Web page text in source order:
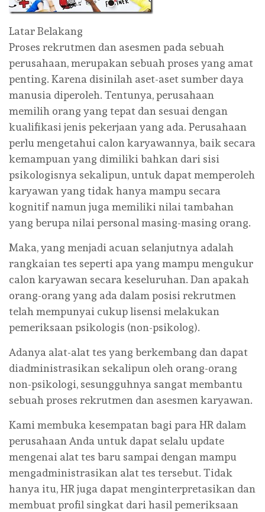
Latar Belakang
Proses rekrutmen dan asesmen pada sebuah
perusahaan, merupakan sebuah proses yang amat
penting. Karena disinilah aset-aset sumber daya
manusia diperoleh. Tentunya, perusahaan
memilih orang yang tepat dan sesuai dengan
kualifikasi jenis pekerjaan yang ada. Perusahaan
perlu mengetahui calon karyawannya, baik secara
kemampuan yang dimiliki bahkan dari sisi
psikologisnya sekalipun, untuk dapat memperoleh
karyawan yang tidak hanya mampu secara
kognitif namun juga memiliki nilai tambahan
yang berupa nilai personal masing-masing orang.
Maka, yang menjadi acuan selanjutnya adalah
rangkaian tes seperti apa yang mampu mengukur
calon karyawan secara keseluruhan. Dan apakah
orang-orang yang ada dalam posisi rekrutmen
telah mempunyai cukup lisensi melakukan
pemeriksaan psikologis (non-psikolog).
Adanya alat-alat tes yang berkembang dan dapat
diadministrasikan sekalipun oleh orang-orang
non-psikologi, sesungguhnya sangat membantu
sebuah proses rekrutmen dan asesmen karyawan.
Kami membuka kesempatan bagi para HR dalam
perusahaan Anda untuk dapat selalu update
mengenai alat tes baru sampai dengan mampu
mengadministrasikan alat tes tersebut. Tidak
hanya itu, HR juga dapat menginterpretasikan dan
membuat profil singkat dari hasil pemeriksaan